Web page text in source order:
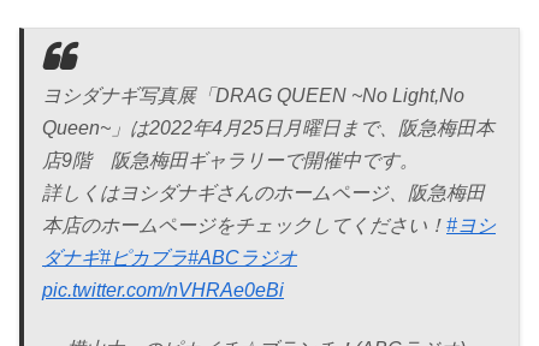
ヨシダナギ写真展「DRAG QUEEN ~No Light,No
Queen~」は2022年4月25日月曜日まで、阪急梅田本
店9階 阪急梅田ギャラリーで開催中です。
詳しくはヨシダナギさんのホームページ、阪急梅田
本店のホームページをチェックしてください！ #ヨシ
ダナギ#ピカブラ#ABCラジオ
pic.twitter.com/nVHRAe0eBi